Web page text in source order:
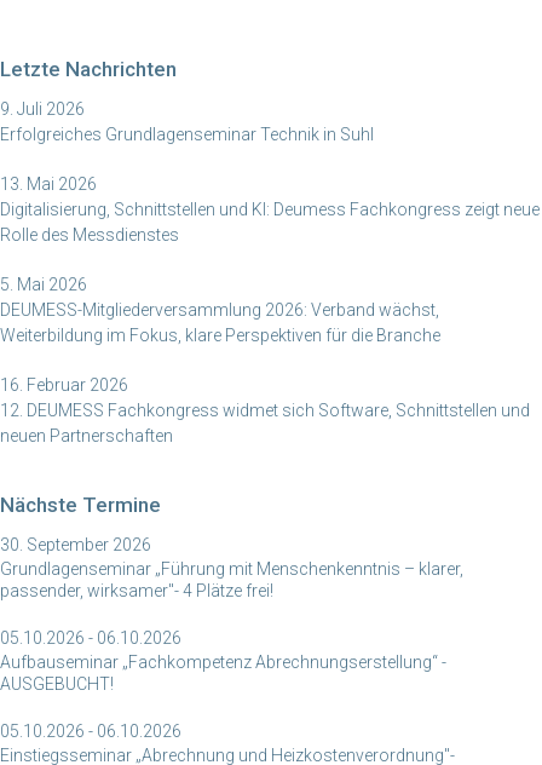
Letzte Nachrichten
9. Juli 2026
Erfolgreiches Grundlagenseminar Technik in Suhl
13. Mai 2026
Digitalisierung, Schnittstellen und KI: Deumess Fachkongress zeigt neue
Rolle des Messdienstes
5. Mai 2026
DEUMESS-Mitgliederversammlung 2026: Verband wächst,
Weiterbildung im Fokus, klare Perspektiven für die Branche
16. Februar 2026
12. DEUMESS Fachkongress widmet sich Software, Schnittstellen und
neuen Partnerschaften
Nächste Termine
30. September 2026
Grundlagenseminar „Führung mit Menschenkenntnis – klarer,
passender, wirksamer"- 4 Plätze frei!
05.10.2026 - 06.10.2026
Aufbauseminar „Fachkompetenz Abrechnungserstellung“ -
AUSGEBUCHT!
05.10.2026 - 06.10.2026
Einstiegsseminar „Abrechnung und Heizkostenverordnung"-